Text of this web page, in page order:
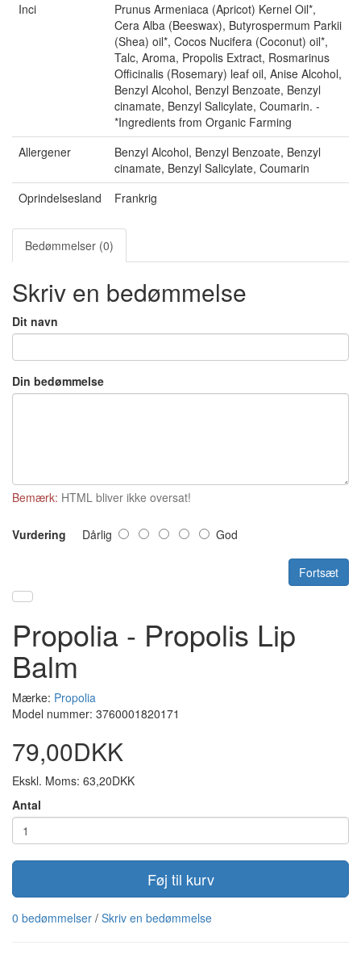
Inci
Prunus Armeniaca (Apricot) Kernel Oil*,
Cera Alba (Beeswax), Butyrospermum Parkii
(Shea) oil*, Cocos Nucifera (Coconut) oil*,
Talc, Aroma, Propolis Extract, Rosmarinus
Officinalis (Rosemary) leaf oil, Anise Alcohol,
Benzyl Alcohol, Benzyl Benzoate, Benzyl
cinamate, Benzyl Salicylate, Coumarin. -
*Ingredients from Organic Farming
Allergener
Benzyl Alcohol, Benzyl Benzoate, Benzyl
cinamate, Benzyl Salicylate, Coumarin
Oprindelsesland
Frankrig
Bedømmelser (0)
Skriv en bedømmelse
Dit navn
Din bedømmelse
Bemærk: HTML bliver ikke oversat!
Vurdering Dårlig God
Fortsæt
Propolia - Propolis Lip
Balm
Mærke: Propolia
Model nummer: 3760001820171
79,00DKK
Ekskl. Moms: 63,20DKK
Antal
Føj til kurv
0 bedømmelser / Skriv en bedømmelse